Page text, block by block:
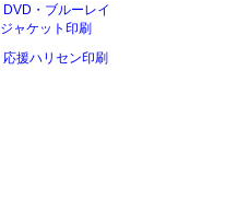
DVD・ブルーレイ
ジャケット印刷
応援ハリセン印刷